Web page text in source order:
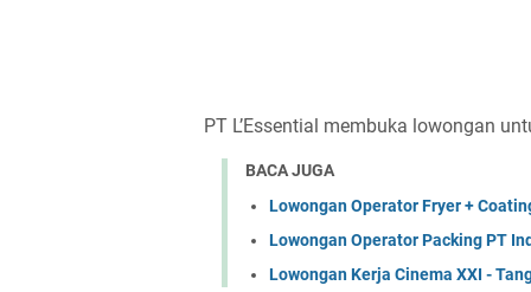
PT L’Essential membuka lowongan
BACA JUGA
Lowongan Operator Fryer +
Lowongan Operator Packing PT
Lowongan Kerja Cinema XXI -